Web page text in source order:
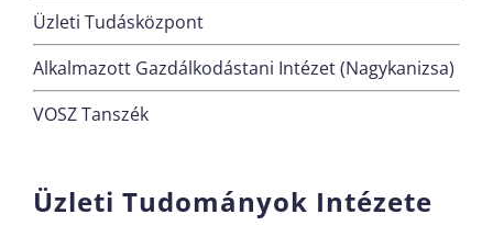
Üzleti Tudásközpont
Alkalmazott Gazdálkodástani Intézet (Nagykanizsa)
VOSZ Tanszék
Üzleti Tudományok Intézete